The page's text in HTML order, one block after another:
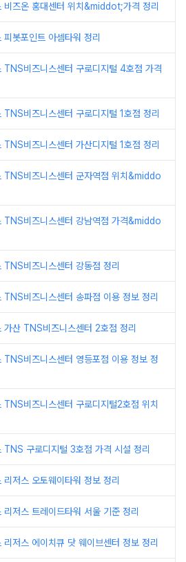
비즈온 홍대센터 위치&middot;가격 정리
피봇포인트 아셈타워 정리
TNS비즈니스센터 구로디지털 4호점 가격
TNS비즈니스센터 구로디지털 1호점 정리
TNS비즈니스센터 가산디지털 1호점 정리
TNS비즈니스센터 군자역점 위치&middo
TNS비즈니스센터 강남역점 가격&middo
TNS비즈니스센터 강동점 정리
TNS비즈니스센터 송파점 이용 정보 정리
가산 TNS비즈니스센터 2호점 정리
TNS비즈니스센터 영등포점 이용 정보 정
TNS비즈니스센터 구로디지털2호점 위치
TNS 구로디지털 3호점 가격 시설 정리
리저스 오토웨이타워 정보 정리
리저스 트레이드타워 서울 기준 정리
리저스 에이치큐 닷 웨이브센터 정보 정리